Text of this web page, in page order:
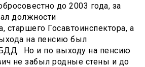
до 2003 года, за
должности
старшего Госавтоинспектора, а
на пенсию был
Но и по выходу на пенсию
не забыл родные стены и до